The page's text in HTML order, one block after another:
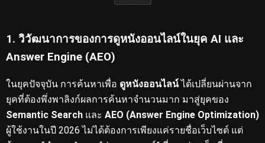
1. วิวัฒนาการของการดูหนังออนไลน์ในยุค AI และ
Answer Engine (AEO)
ในยุคปัจจุบัน การค้นหาเพื่อ ดูหนังออนไลน์ได้เปลี่ยนผ่านจาก
ยุคที่ต้องพึ่งพาลิงก์ผลการค้นหาจำนวนมาก มาสู่ยุคของ
Semantic Search และ AEO (Answer Engine Optimization)
ผู้ใช้งานในปี 2026 ไม่ได้ต้องการเพียงแค่รายชื่อเว็บไซต์ แต่